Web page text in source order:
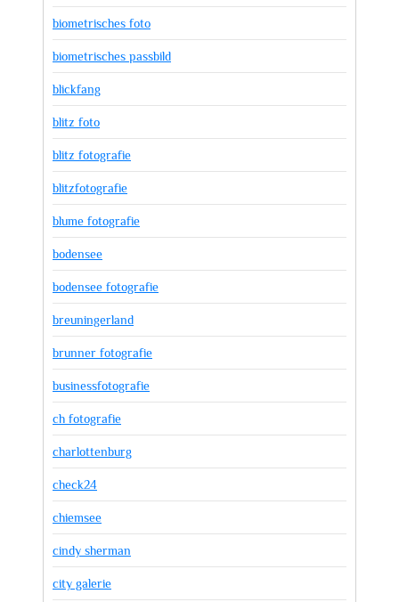
biometrisches foto
biometrisches passbild
blickfang
blitz foto
blitz fotografie
blitzfotografie
blume fotografie
bodensee
bodensee fotografie
breuningerland
brunner fotografie
businessfotografie
ch fotografie
charlottenburg
check24
chiemsee
cindy sherman
city galerie